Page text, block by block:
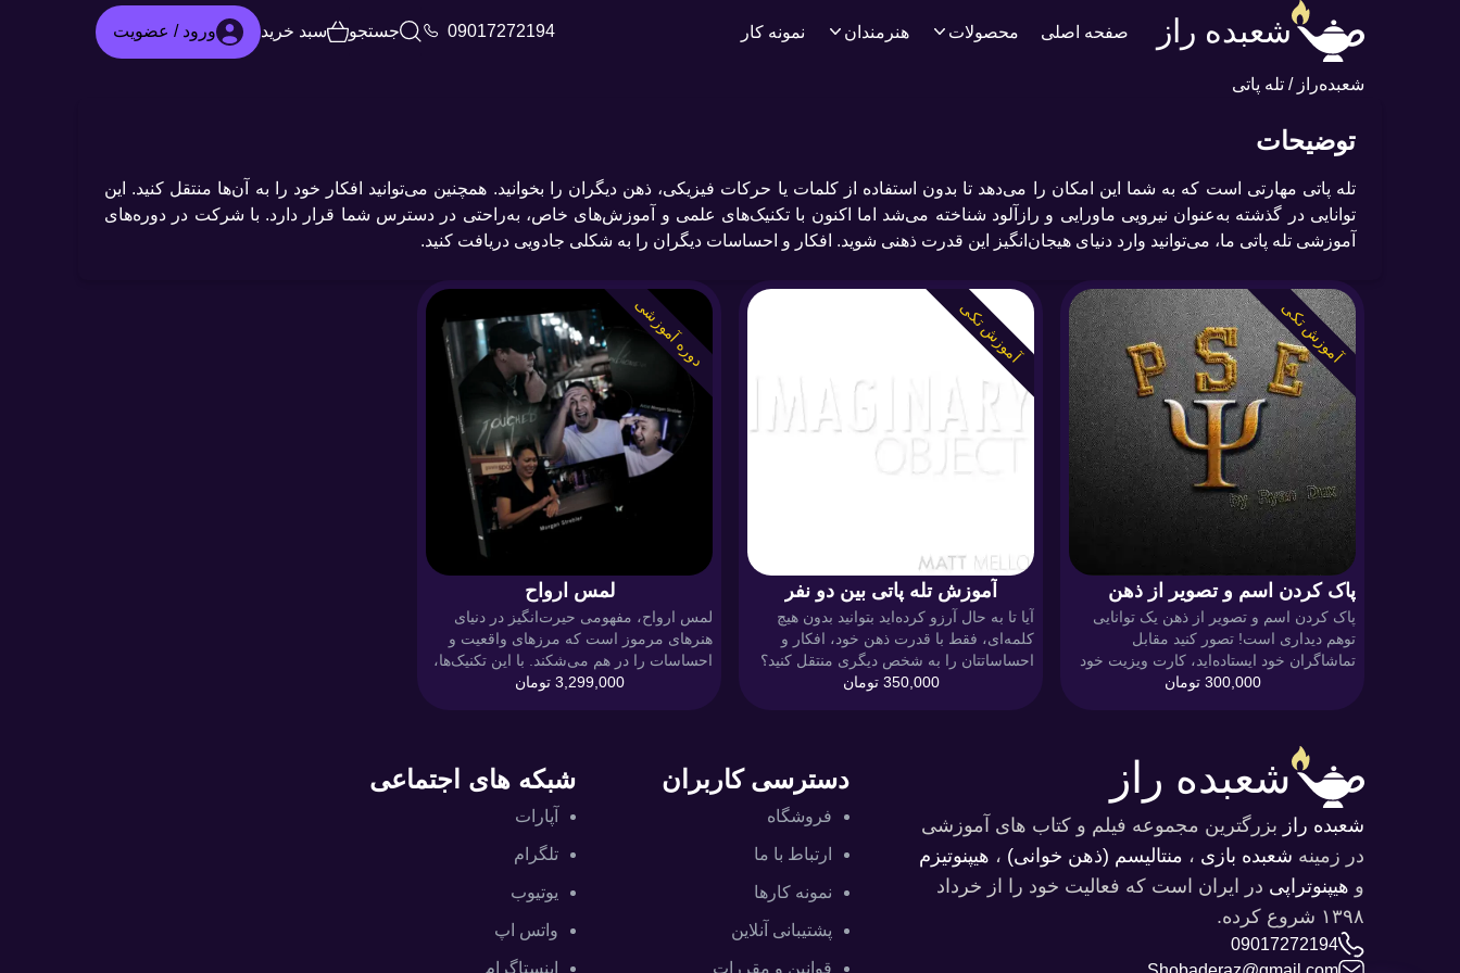
شعبده راز صفحه اصلی محصولات هنرمندان نمونه کار 09017272194 جستجو سبد خرید ورود / عضویت
شعبده‌راز / تله پاتی
توضیحات
تله پاتی مهارتی است که به شما این امکان را می‌دهد تا بدون استفاده از کلمات یا حرکات فیزیکی، ذهن دیگران را بخوانید. همچنین می‌توانید افکار خود را به آن‌ها منتقل کنید. این
توانایی در گذشته به‌عنوان نیرویی ماورایی و رازآلود شناخته می‌شد اما اکنون با تکنیک‌های علمی و آموزش‌های خاص، به‌راحتی در دسترس شما قرار دارد. با شرکت در دوره‌های
آموزشی تله پاتی ما، می‌توانید وارد دنیای هیجان‌انگیز این قدرت ذهنی شوید. افکار و احساسات دیگران را به شکلی جادویی دریافت کنید.
آموزش تکی
پاک کردن اسم و تصویر از ذهن
افراد
پاک کردن اسم و تصویر از ذهن یک توانایی
توهم دیداری است! تصور کنید مقابل
تماشاگران خود ایستاده‌اید، کارت ویزیت خود
را با یک تصویر یا نوشته ساده به همه نشان
300,000 تومان
آموزش تکی
آموزش تله پاتی بین دو نفر
آیا تا به حال آرزو کرده‌اید بتوانید بدون هیچ
کلمه‌ای، فقط با قدرت ذهن خود، افکار و
احساساتتان را به شخص دیگری منتقل کنید؟
در «آموزش تله پاتی بین دو نفر» شما وارد
350,000 تومان
دوره آموزشی
لمس ارواح
لمس ارواح، مفهومی حیرت‌انگیز در دنیای
هنرهای مرموز است که مرزهای واقعیت و
احساسات را در هم می‌شکند. با این تکنیک‌ها،
شما قادر خواهید بود بدون تماس جسمی،
3,299,000 تومان
شعبده راز
شعبده راز بزرگترین مجموعه فیلم و کتاب های آموزشی
در ‌زمینه شعبده بازی ، منتالیسم (ذهن خوانی) ، هیپنوتیزم
و‌ هیپنوتراپی در ایران است که فعالیت خود را از خرداد
۱۳۹۸ شروع کرده.
09017272194
دسترسی کاربران
فروشگاه
ارتباط با ما
نمونه کارها
پشتیبانی آنلاین
قوانین و مقررات
شبکه های اجتماعی
آپارات
تلگرام
یوتیوب
واتس اپ
اینستاگرام